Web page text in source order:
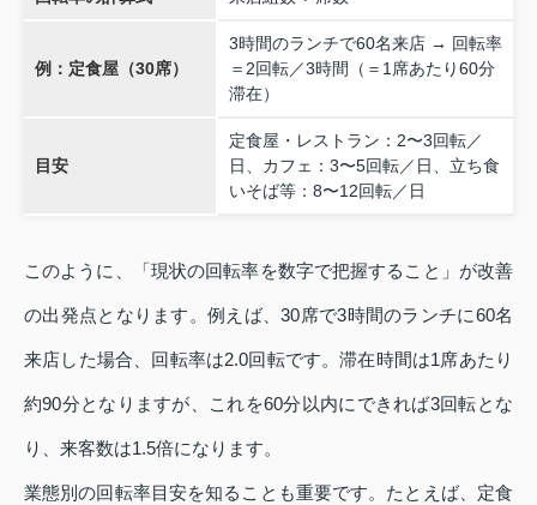
例：定食屋（30席）
3時間のランチで60名来店 → 回転率
＝2回転／3時間（＝1席あたり60分
滞在）
目安
定食屋・レストラン：2〜3回転／
日、カフェ：3〜5回転／日、立ち食
いそば等：8〜12回転／日
このように、「現状の回転率を数字で把握すること」が改善
の出発点となります。例えば、30席で3時間のランチに60名
来店した場合、回転率は2.0回転です。滞在時間は1席あたり
約90分となりますが、これを60分以内にできれば3回転とな
り、来客数は1.5倍になります。
業態別の回転率目安を知ることも重要です。たとえば、定食